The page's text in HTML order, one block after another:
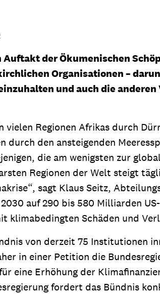
zahlreichen Publikationen & Materialien:
zahlreichen Publikationen & Materialien:
der Ökumenischen
Organisationen –
und auch die
vielen Regionen Afrikas durch
durch den ansteigenden
die am wenigsten zur
Regionen der Welt steigt
sagt Klaus Seitz,
auf 290 bis 580 Milliarden
klimabedingten Schäden und
von derzeit 75 Institutionen
in einer Petition die
eine Erhöhung der
fordert das Bündnis